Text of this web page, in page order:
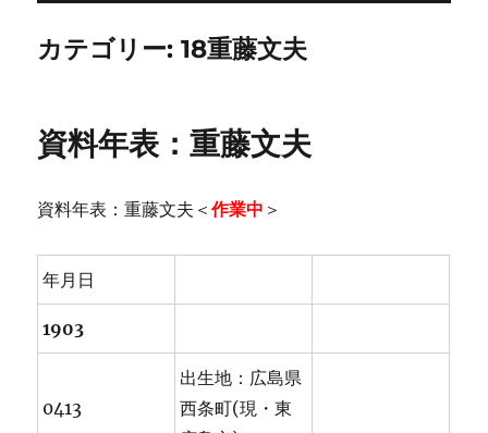
カテゴリー:18重藤文夫
資料年表：重藤文夫
資料年表：重藤文夫＜作業中 ＞
年月日
1903
0413
出生地：広島県
西条町(現・東